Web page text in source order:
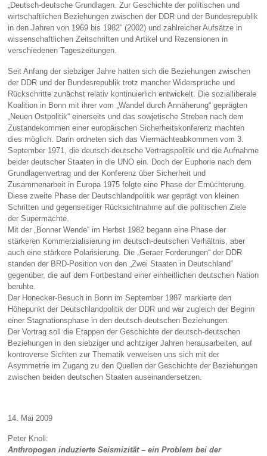
„Deutsch-deutsche Grundlagen. Zur Geschichte der politischen und
wirtschaftlichen Beziehungen zwischen der DDR und der Bundesrepublik
in den Jahren von 1969 bis 1982“ (2002) und zahlreicher Aufsätze in
wissenschaftlichen Zeitschriften und Artikel und Rezensionen in
verschiedenen Tageszeitungen.
Seit Anfang der siebziger Jahre hatten sich die Beziehungen zwischen
der DDR und der Bundesrepublik trotz mancher Widersprüche und
Rückschritte zunächst relativ kontinuierlich entwickelt. Die sozialliberale
Koalition in Bonn mit ihrer vom „Wandel durch Annäherung“ geprägten
„Neuen Ostpolitik“ einerseits und das sowjetische Streben nach dem
Zustandekommen einer europäischen Sicherheitskonferenz machten
dies möglich. Darin ordneten sich das Viermächteabkommen vom 3.
September 1971, die deutsch-deutsche Vertragspolitik und die Aufnahme
beider deutscher Staaten in die UNO ein. Doch der Euphorie nach dem
Grundlagenvertrag und der Konferenz über Sicherheit und
Zusammenarbeit in Europa 1975 folgte eine Phase der Ernüchterung.
Diese zweite Phase der Deutschlandpolitik war geprägt von kleinen
Schritten und gegenseitiger Rücksichtnahme auf die politischen Ziele
der Supermächte.
Mit der „Bonner Wende“ im Herbst 1982 begann eine Phase der
stärkeren Kommerzialisierung im deutsch-deutschen Verhältnis, aber
auch eine stärkere Polarisierung. Die „Geraer Forderungen“ der DDR
standen der BRD-Position von den „Zwei Staaten in Deutschland“
gegenüber, die auf dem Fortbestand einer einheitlichen deutschen Nation
beruhte.
Der Honecker-Besuch in Bonn im September 1987 markierte den
Höhepunkt der Deutschlandpolitik der DDR und war zugleich der Beginn
einer Stagnationsphase in den deutsch-deutschen Beziehungen.
Der Vortrag soll die Etappen der Geschichte der deutsch-deutschen
Beziehungen in den siebziger und achtziger Jahren herausarbeiten, auf
kontroverse Sichten zur Thematik verweisen uns sich mit der
Asymmetrie im Zugang zu den Quellen der Geschichte der Beziehungen
zwischen beiden deutschen Staaten auseinandersetzen.
14. Mai 2009
Peter Knoll:
Anthropogen induzierte Seismizität – ein Problem bei der